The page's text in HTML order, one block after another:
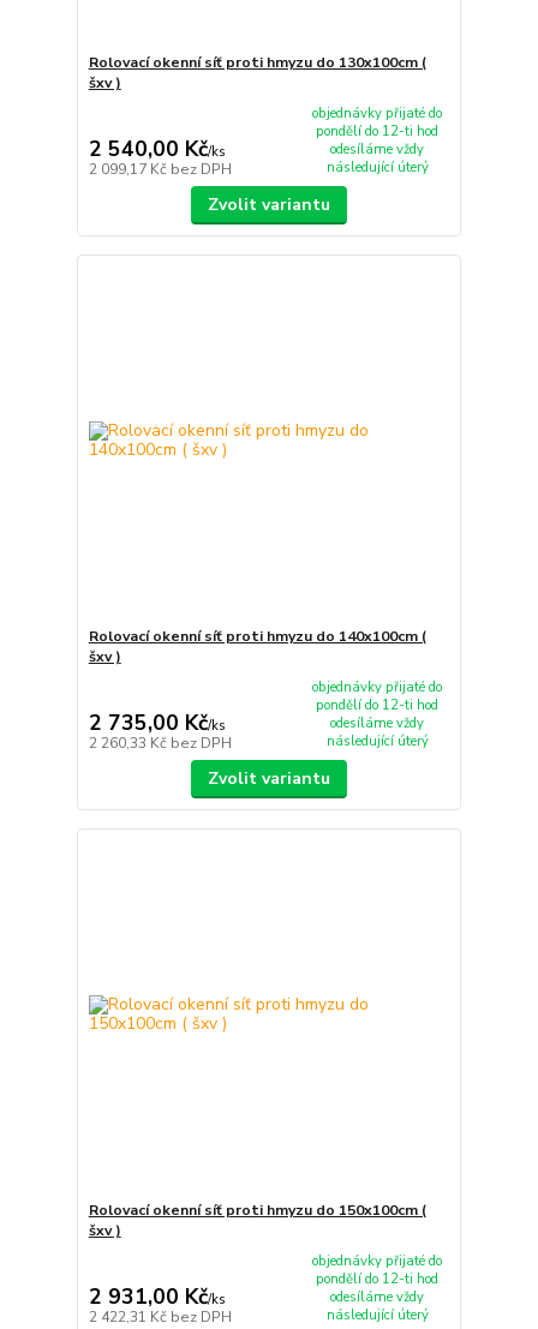
Rolovací okenní síť proti hmyzu do 130x100cm (
šxv )
2 540,00 Kč/ks
2 099,17 Kč bez DPH
objednávky přijaté do
pondělí do 12-ti hod
odesíláme vždy
následující úterý
Zvolit variantu
Rolovací okenní síť proti hmyzu do 140x100cm (
šxv )
2 735,00 Kč/ks
2 260,33 Kč bez DPH
objednávky přijaté do
pondělí do 12-ti hod
odesíláme vždy
následující úterý
Zvolit variantu
Rolovací okenní síť proti hmyzu do 150x100cm (
šxv )
2 931,00 Kč/ks
2 422,31 Kč bez DPH
objednávky přijaté do
pondělí do 12-ti hod
odesíláme vždy
následující úterý